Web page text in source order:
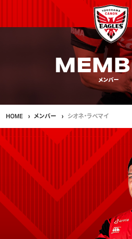
メンバー
HOME メンバー シオネ・ラベマイ